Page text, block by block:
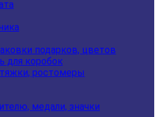
подарков, цветов
для коробок
ростомеры
медали, значки